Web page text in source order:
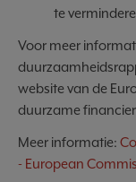
te
Voor meer
website van de
duurzame
Meer informatie:
- European